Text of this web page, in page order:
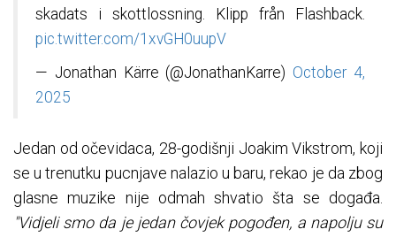
skadats i skottlossning. Klipp från Flashback.
pic.twitter.com/1xvGH0uupV
— Jonathan Kärre (@JonathanKarre) October 4,
2025
Jedan od očevidaca, 28-godišnji Joakim Vikstrom, koji
se u trenutku pucnjave nalazio u baru, rekao je da zbog
glasne muzike nije odmah shvatio šta se događa.
"Vidjeli smo da je jedan čovjek pogođen, a napolju su